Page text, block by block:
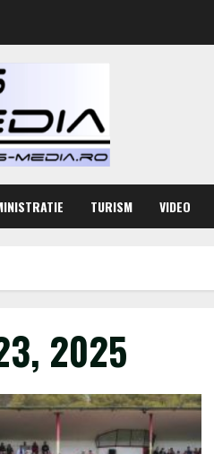
TURISM VIDEO
2025